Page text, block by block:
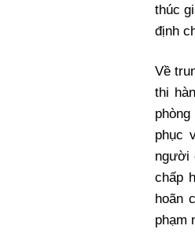
thúc
định
Về
thi
phục
người
chấp
hoãn
phạm